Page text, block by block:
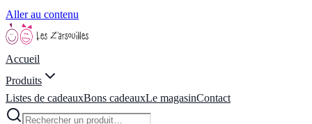
Aller au contenu
Accueil
Produits
Listes de cadeauxBons cadeauxLe magasinContact